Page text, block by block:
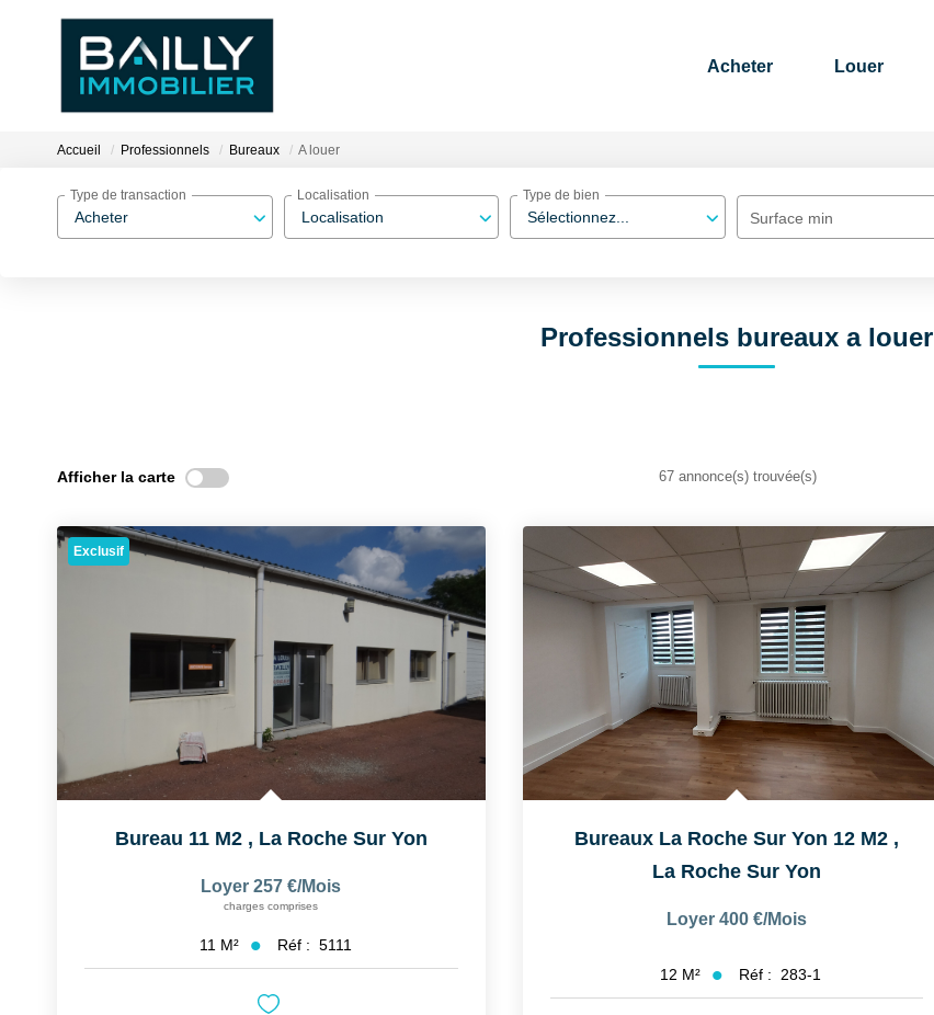
Acheter Louer
Accueil Professionnels Bureaux A louer
Acheter
Type de transaction
Localisation
Localisation
Sélectionnez...
Type de bien
Surface min
Professionnels bureaux a louer
Afficher la carte 67 annonce(s) trouvée(s)
Exclusif
Bureau 11 M2 , La Roche Sur Yon
Loyer 257 €/mois
charges comprises
11 M² Réf : 5111
Bureaux La Roche Sur Yon 12 M2 ,
La Roche Sur Yon
Loyer 400 €/mois
12 M² Réf : 283-1